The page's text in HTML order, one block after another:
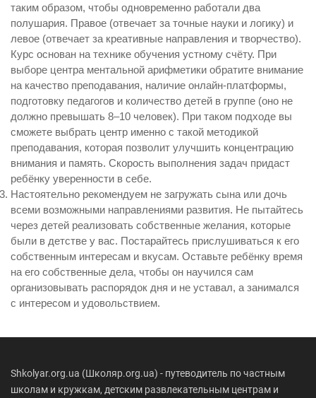
таким образом, чтобы одновременно работали два
полушария. Правое (отвечает за точные науки и логику) и
левое (отвечает за креативные направления и творчество).
Курс основан на технике обучения устному счёту. При
выборе центра ментальной арифметики обратите внимание
на качество преподавания, наличие онлайн-платформы,
подготовку педагогов и количество детей в группе (оно не
должно превышать 8–10 человек). При таком подходе вы
сможете выбрать центр именно с такой методикой
преподавания, которая позволит улучшить концентрацию
внимания и память. Скорость выполнения задач придаст
ребёнку уверенности в себе.
Настоятельно рекомендуем не загружать сына или дочь
всеми возможными направлениями развития. Не пытайтесь
через детей реализовать собственные желания, которые
были в детстве у вас. Постарайтесь прислушиваться к его
собственным интересам и вкусам. Оставьте ребёнку время
на его собственные дела, чтобы он научился сам
организовывать распорядок дня и не уставал, а занимался
с интересом и удовольствием.
Shkolyar.org.ua (Школяр.org.ua) - путеводитель по частным
школам и кружкам, детским развлекательным центрам и